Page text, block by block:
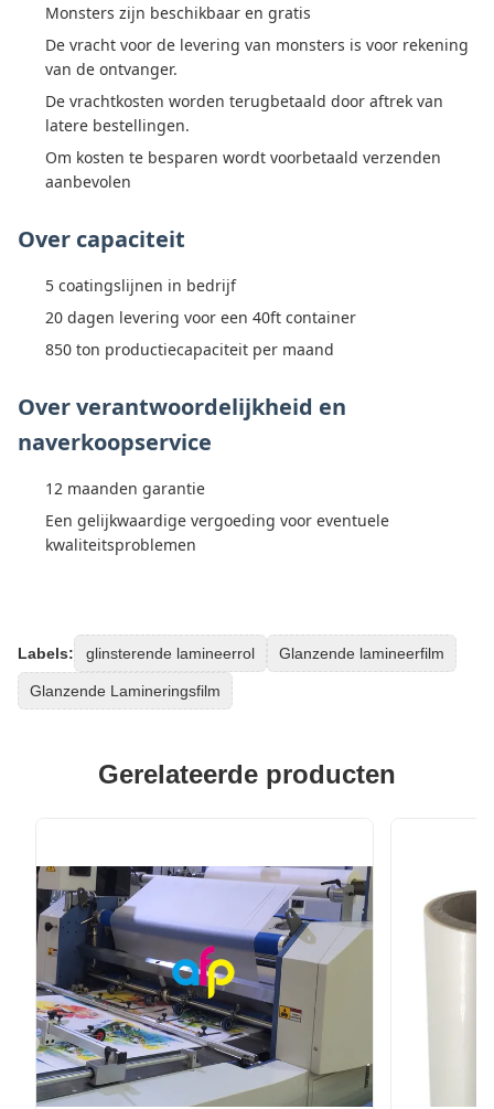
Monsters zijn beschikbaar en gratis
De vracht voor de levering van monsters is voor rekening
van de ontvanger.
De vrachtkosten worden terugbetaald door aftrek van
latere bestellingen.
Om kosten te besparen wordt voorbetaald verzenden
aanbevolen
Over capaciteit
5 coatingslijnen in bedrijf
20 dagen levering voor een 40ft container
850 ton productiecapaciteit per maand
Over verantwoordelijkheid en
naverkoopservice
12 maanden garantie
Een gelijkwaardige vergoeding voor eventuele
kwaliteitsproblemen
Labels: glinsterende lamineerrol Glanzende lamineerfilm
Glanzende Lamineringsfilm
Gerelateerde producten